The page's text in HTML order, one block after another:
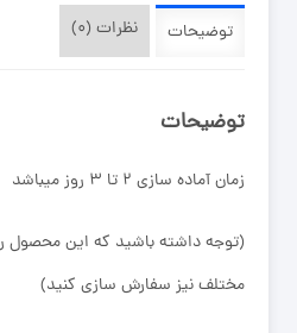
توضیحات نظرات (۰)
توضیحات
زمان آماده سازی ۲ تا ۳ روز میباشد
(توجه داشته باشید که این محصول
مختلف نیز سفارش سازی کنید)